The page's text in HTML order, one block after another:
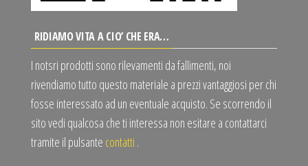
RIDIAMO VITA A CIO’ CHE ERA…
I notsri prodotti sono rilevamenti da fallimenti, noi
rivendiamo tutto questo materiale a prezzi vantaggiosi per chi
fosse interessato ad un eventuale acquisto. Se scorrendo il
sito vedi qualcosa che ti interessa non esitare a contattarci
tramite il pulsante contatti .